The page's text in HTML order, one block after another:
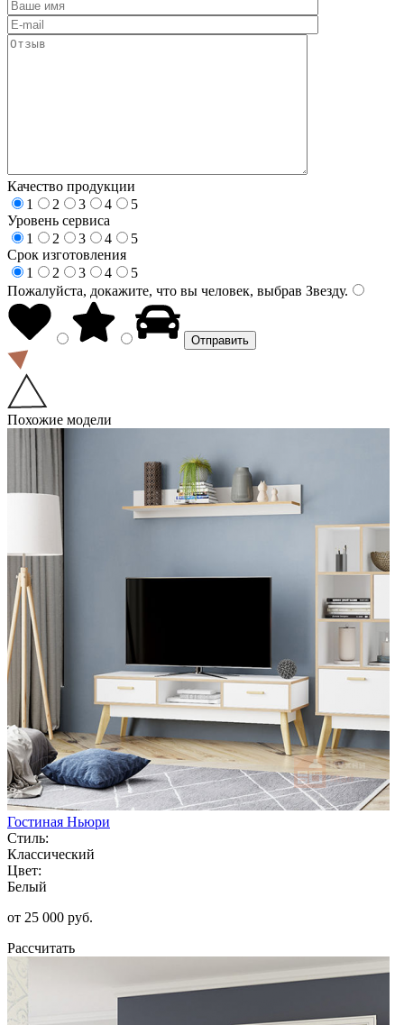
Качество продукции
1
2 3 4
5
Уровень сервиса
1
2 3 4
5
Срок изготовления
1
2 3 4
5
Пожалуйста, докажите, что вы человек, выбрав Звезду.
Похожие модели
Гостиная Ньюри
Стиль:
Классический
Цвет:
Белый
от 25 000 руб.
Рассчитать